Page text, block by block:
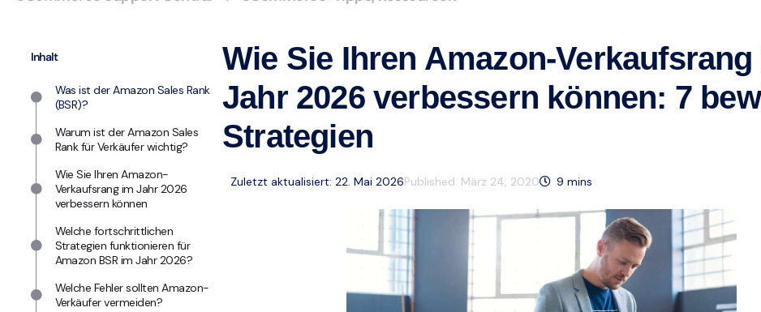
Inhalt
Was ist der Amazon Sales Rank
(BSR)?
Warum ist der Amazon Sales
Rank für Verkäufer wichtig?
Wie Sie Ihren Amazon-
Verkaufsrang im Jahr 2026
verbessern können
Welche fortschrittlichen
Strategien funktionieren für
Amazon BSR im Jahr 2026?
Welche Fehler sollten Amazon-
Verkäufer vermeiden?
Wie Sie Ihren Amazon-Verkaufsrang
Jahr 2026 verbessern können: 7
Strategien
Zuletzt aktualisiert: 22. Mai 2026Published: März 24, 2020 9 mins